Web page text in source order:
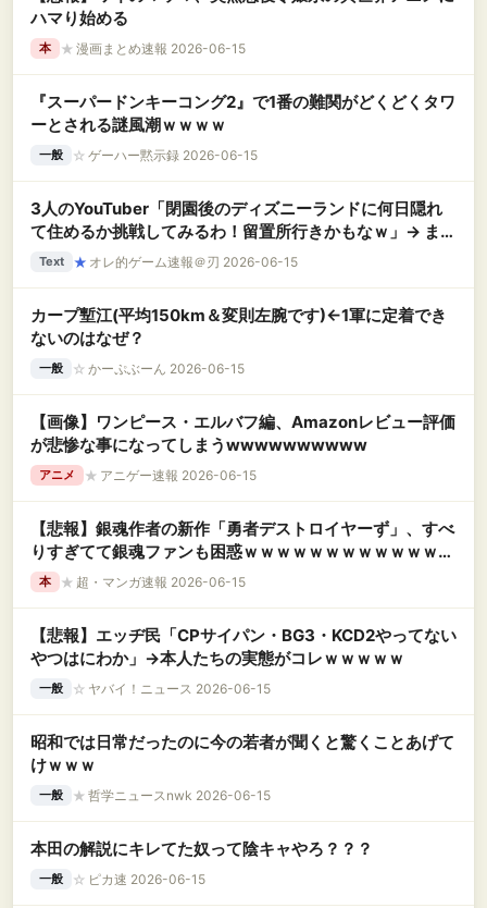
ハマり始める
本 ★ 漫画まとめ速報 2026-06-15
『スーパードンキーコング2』で1番の難関がどくどくタワ
ーとされる謎風潮ｗｗｗｗ
一般 ☆ ゲーハー黙示録 2026-06-15
3人のYouTuber「閉園後のディズニーランドに何日隠れ
て住めるか挑戦してみるわ！留置所行きかもなｗ」→ まさ
かの結末に・・・
Text ★ オレ的ゲーム速報＠刃 2026-06-15
カープ塹江(平均150km＆変則左腕です)←1軍に定着でき
ないのはなぜ？
一般 ☆ かーぷぶーん 2026-06-15
【画像】ワンピース・エルバフ編、Amazonレビュー評価
が悲惨な事になってしまうwwwwwwwwww
アニメ ★ アニゲー速報 2026-06-15
【悲報】銀魂作者の新作「勇者デストロイヤーず」、すべ
りすぎてて銀魂ファンも困惑ｗｗｗｗｗｗｗｗｗｗｗｗｗ
ｗｗｗｗｗｗｗｗｗｗ
本 ★ 超・マンガ速報 2026-06-15
【悲報】エッヂ民「CPサイパン・BG3・KCD2やってない
やつはにわか」→本人たちの実態がコレｗｗｗｗｗ
一般 ☆ ヤバイ！ニュース 2026-06-15
昭和では日常だったのに今の若者が聞くと驚くことあげて
けｗｗｗ
一般 ★ 哲学ニュースnwk 2026-06-15
本田の解説にキレてた奴って陰キャやろ？？？
一般 ☆ ピカ速 2026-06-15